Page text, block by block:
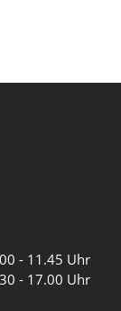
- 11.45 Uhr
- 17.00 Uhr